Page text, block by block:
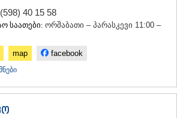
(598) 40 15 58
საათები: ორშაბათი – პარასკევი 11:00 –
map facebook